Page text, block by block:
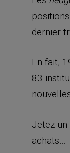
dernier
En fait,
83
Jetez un
achats…